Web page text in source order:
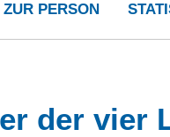
ZUR PERSON
der vier